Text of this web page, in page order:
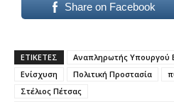
Share on Facebook
ΕΤΙΚΕΤΕΣ Αναπληρωτής Υπουργού
Ενίσχυση
Πολιτική Προστασία
Στέλιος Πέτσας